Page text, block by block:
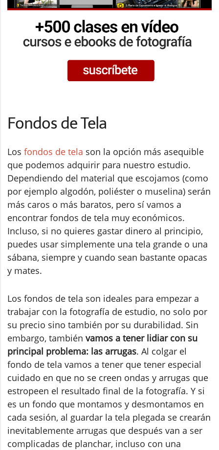
Fondos de Tela
Los fondos de tela son la opción más asequible
que podemos adquirir para nuestro estudio.
Dependiendo del material que escojamos (como
por ejemplo algodón, poliéster o muselina) serán
más caros o más baratos, pero sí vamos a
encontrar fondos de tela muy económicos.
Incluso, si no quieres gastar dinero al principio,
puedes usar simplemente una tela grande o una
sábana, siempre y cuando sean bastante opacas
y mates.
Los fondos de tela son ideales para empezar a
trabajar con la fotografía de estudio, no solo por
su precio sino también por su durabilidad. Sin
embargo, también vamos a tener lidiar con su
principal problema: las arrugas. Al colgar el
fondo de tela vamos a tener que tener especial
cuidado en que no se creen ondas y arrugas que
estropeen el resultado final de la fotografía. Y si
es un fondo que montamos y desmontamos en
cada sesión, al guardar la tela plegada se crearán
inevitablemente arrugas que después van a ser
complicadas de planchar, incluso con una